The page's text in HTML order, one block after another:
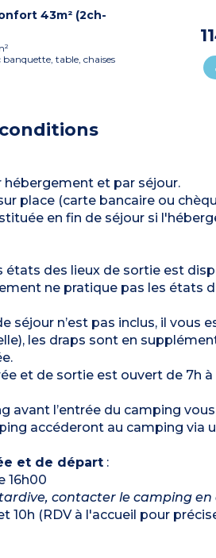
simples (80x190 cm)
lavabo, WC
avec salon de jardin
fournis pour les
non faits à l’arrivée)
43m² (2ch-
banquette, table, chaises
de cuisson,
simples (90x190 cm)
lavabo
(11m²) avec salon de
hébergement et par séjour.
place (carte bancaire ou
en fin de séjour si
états des lieux de sortie est
ne pratique pas les états
séjour n’est pas inclus, il
les draps sont en
et de sortie est ouvert de 7h
avant l’entrée du camping
accéderont au camping via
et de départ:
16h00
tardive, contacter le camping
10h (RDV à l'accueil pour